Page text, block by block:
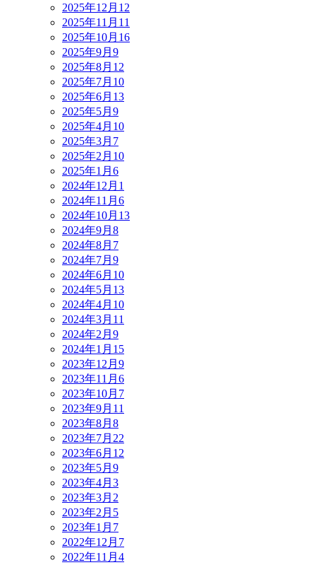
2025年12月 12
2025年11月 11
2025年10月 16
2025年9月 9
2025年8月 12
2025年7月 10
2025年6月 13
2025年5月 9
2025年4月 10
2025年3月 7
2025年2月 10
2025年1月 6
2024年12月 1
2024年11月 6
2024年10月 13
2024年9月 8
2024年8月 7
2024年7月 9
2024年6月 10
2024年5月 13
2024年4月 10
2024年3月 11
2024年2月 9
2024年1月 15
2023年12月 9
2023年11月 6
2023年10月 7
2023年9月 11
2023年8月 8
2023年7月 22
2023年6月 12
2023年5月 9
2023年4月 3
2023年3月 2
2023年2月 5
2023年1月 7
2022年12月 7
2022年11月 4